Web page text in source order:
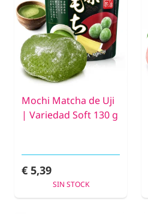
Mochi Matcha de Uji
| Variedad Soft 130 g
€ 5,39
SIN STOCK